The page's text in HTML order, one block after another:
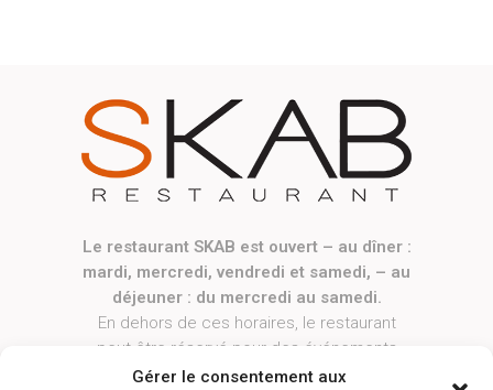
Gérer le consentement aux
Le restaurant SKAB est ouvert – au dîner :
mardi, mercredi, vendredi et samedi, – au
déjeuner : du mercredi au samedi.
En dehors de ces horaires, le restaurant
peut être réservé pour des événements
privés ou professionnels, sur demande.